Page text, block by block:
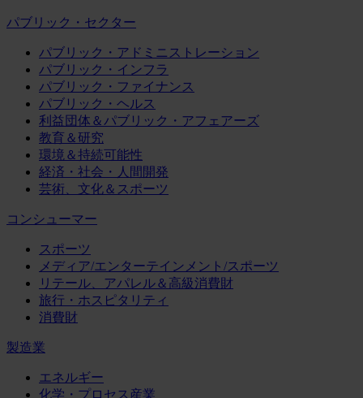
パブリック・セクター
パブリック・アドミニストレーション
パブリック・インフラ
パブリック・ファイナンス
パブリック・ヘルス
利益団体＆パブリック・アフェアーズ
教育＆研究
環境＆持続可能性
経済・社会・人間開発
芸術、文化＆スポーツ
コンシューマー
スポーツ
メディア/エンターテインメント/スポーツ
リテール、アパレル＆高級消費財
旅行・ホスピタリティ
消費財
製造業
エネルギー
化学・プロセス産業